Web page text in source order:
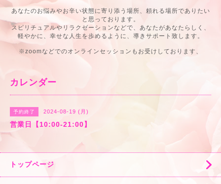
あなたのお悩みやお辛い状態に寄り添う場所、頼れる場所でありたい
と思っております。
スピリチュアルやリラクゼーションなどで、あなたがあなたらしく、
軽やかに、幸せな人生を歩めるように、導きサポート致します。
※zoomなどでのオンラインセッションもお受けしております、
カレンダー
予約終了 2024-08-19 (月)
営業日【10:00-21:00】
トップページ